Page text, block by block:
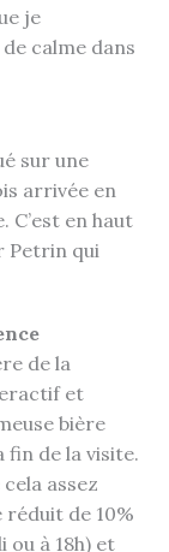
je
calme dans
sur une
arrivée en
C’est en haut
Petrin qui
de la
et
bière
fin de la visite.
assez
réduit de 10%
à 18h) et